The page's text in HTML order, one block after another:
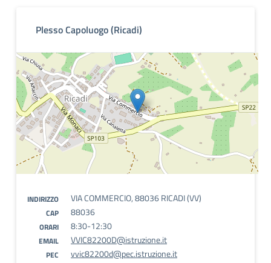
Plesso Capoluogo (Ricadi)
INDIRIZZO VIA COMMERCIO, 88036 RICADI (VV)
CAP 88036
ORARI 8:30-12:30
EMAIL VVIC82200D@istruzione.it
PEC vvic82200d@pec.istruzione.it